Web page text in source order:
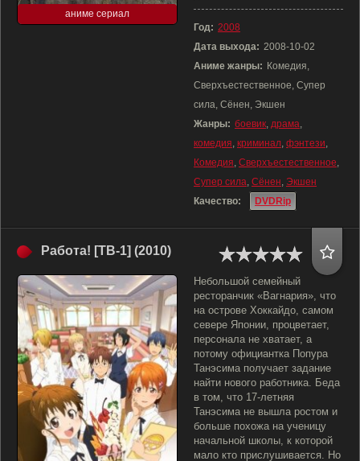
аниме сериал
Год: 2008
Дата выхода: 2008-10-02
Аниме жанры: Комедия,
Сверхъестественное, Супер
сила, Сёнен, Экшен
Жанры: боевик, драма,
комедия, криминал, фэнтези,
Комедия, Сверхъестественное,
Супер сила, Сёнен, Экшен
Качество:
DVDRip
Работа! [ТВ-1] (2010)
Небольшой семейный
ресторанчик «Вагнария», что
на острове Хоккайдо, самом
севере Японии, процветает,
персонала не хватает, а
потому официантка Попура
Танэсима получает задание
найти нового работника. Беда
в том, что 17-летняя
Танэсима не вышла ростом и
больше похожа на ученицу
начальной школы, к которой
мало кто прислушивается. Но